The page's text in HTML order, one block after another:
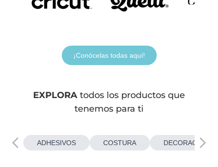
¡Conócelas todas aquí!
EXPLORA todos los productos que
tenemos para ti
ADHESIVOS COSTURA